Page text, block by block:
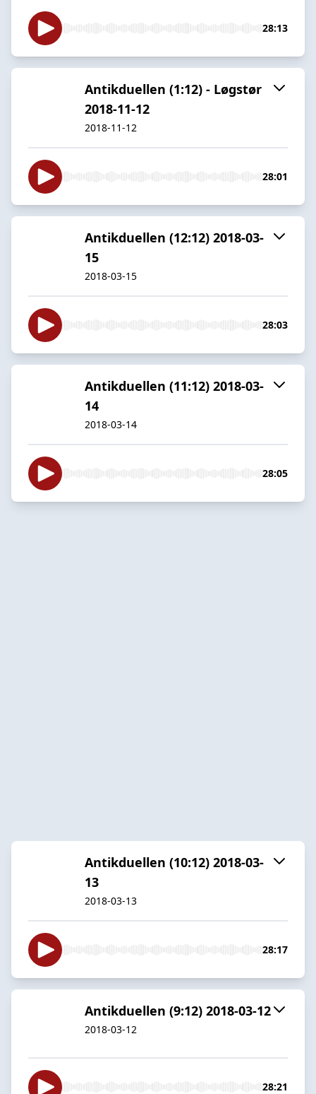
28:13
Antikduellen (1:12) - Løgstør
2018-11-12
2018-11-12
28:01
Antikduellen (12:12) 2018-03-
15
2018-03-15
28:03
Antikduellen (11:12) 2018-03-
14
2018-03-14
28:05
Antikduellen (10:12) 2018-03-
13
2018-03-13
28:17
Antikduellen (9:12) 2018-03-12
2018-03-12
28:21